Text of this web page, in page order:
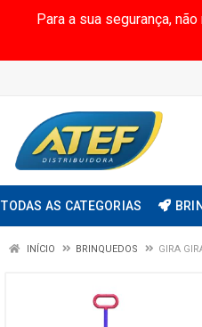
Para a sua segurança,
TODAS AS CATEGORIAS
INÍCIO BRINQUEDOS GIRA